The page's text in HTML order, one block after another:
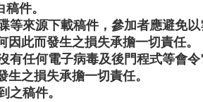
件。
等來源下載稿件，參加者應避免
此而發生之損失承擔一切責任。
有任何電子病毒及後門程式等會
之損失承擔一切責任。
之稿件。